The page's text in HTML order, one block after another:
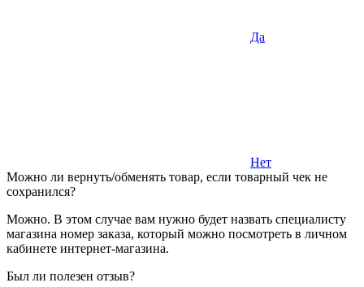
Да
Нет
Можно ли вернуть/обменять товар, если товарный чек не
сохранился?
Можно. В этом случае вам нужно будет назвать специалисту
магазина номер заказа, который можно посмотреть в личном
кабинете интернет-магазина.
Был ли полезен отзыв?